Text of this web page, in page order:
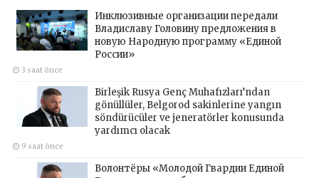
Инклюзивные организации передали
Владиславу Головину предложения в
новую Народную программу «Единой
России»
3 saat önce
Birleşik Rusya Genç Muhafızları’ndan
gönüllüler, Belgorod sakinlerine yangın
söndürücüler ve jeneratörler konusunda
yardımcı olacak
9 saat önce
Волонтёры «Молодой Гвардии Единой